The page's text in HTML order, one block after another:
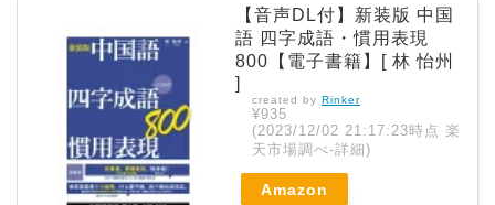
【音声DL付】新装版 中国
語 四字成語・慣用表現
800【電子書籍】[ 林 怡州
]
created by Rinker
¥935
(2023/12/02 21:17:23時点 楽
天市場調べ-詳細)
Amazon